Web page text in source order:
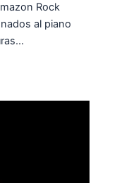
Rock
al piano